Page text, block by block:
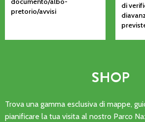
pretorio/avvisi
di
SHOP
Trova una gamma esclusiva di mappe,
pianificare la tua visita al nostro Parco